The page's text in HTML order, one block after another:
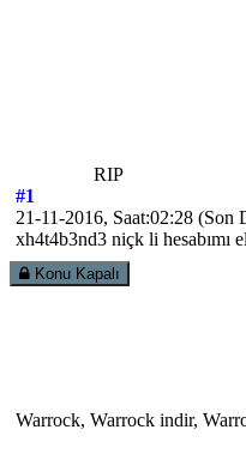
#1
21-11-2016, Saat:02:28 (Son
xh4t4b3nd3 niçk li hesabımı
Konu Kapalı
Warrock, Warrock indir,